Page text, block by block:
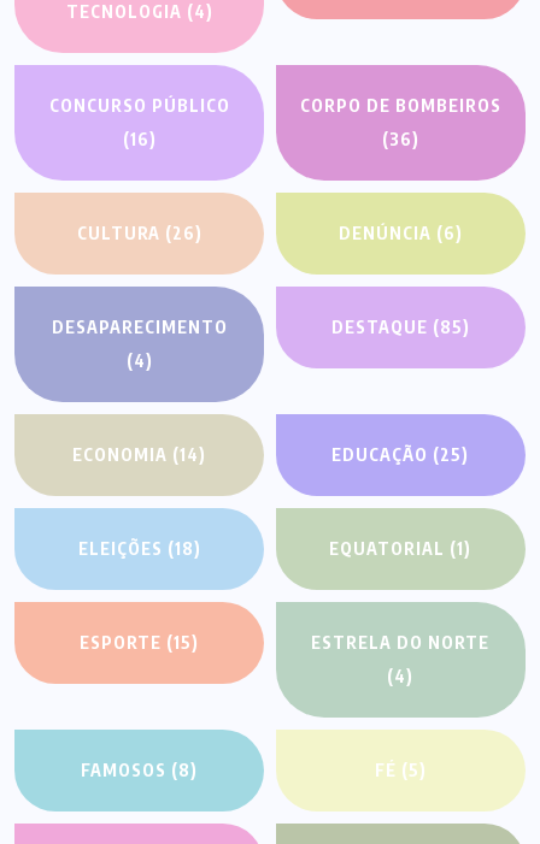
TECNOLOGIA (4)
CONCURSO PÚBLICO
(16)
CORPO DE BOMBEIROS
(36)
CULTURA (26) DENÚNCIA (6)
DESAPARECIMENTO
(4)
DESTAQUE (85)
ECONOMIA (14) EDUCAÇÃO (25)
ELEIÇÕES (18) EQUATORIAL (1)
ESPORTE (15)
ESTRELA DO NORTE
(4)
FAMOSOS (8) FÉ (5)